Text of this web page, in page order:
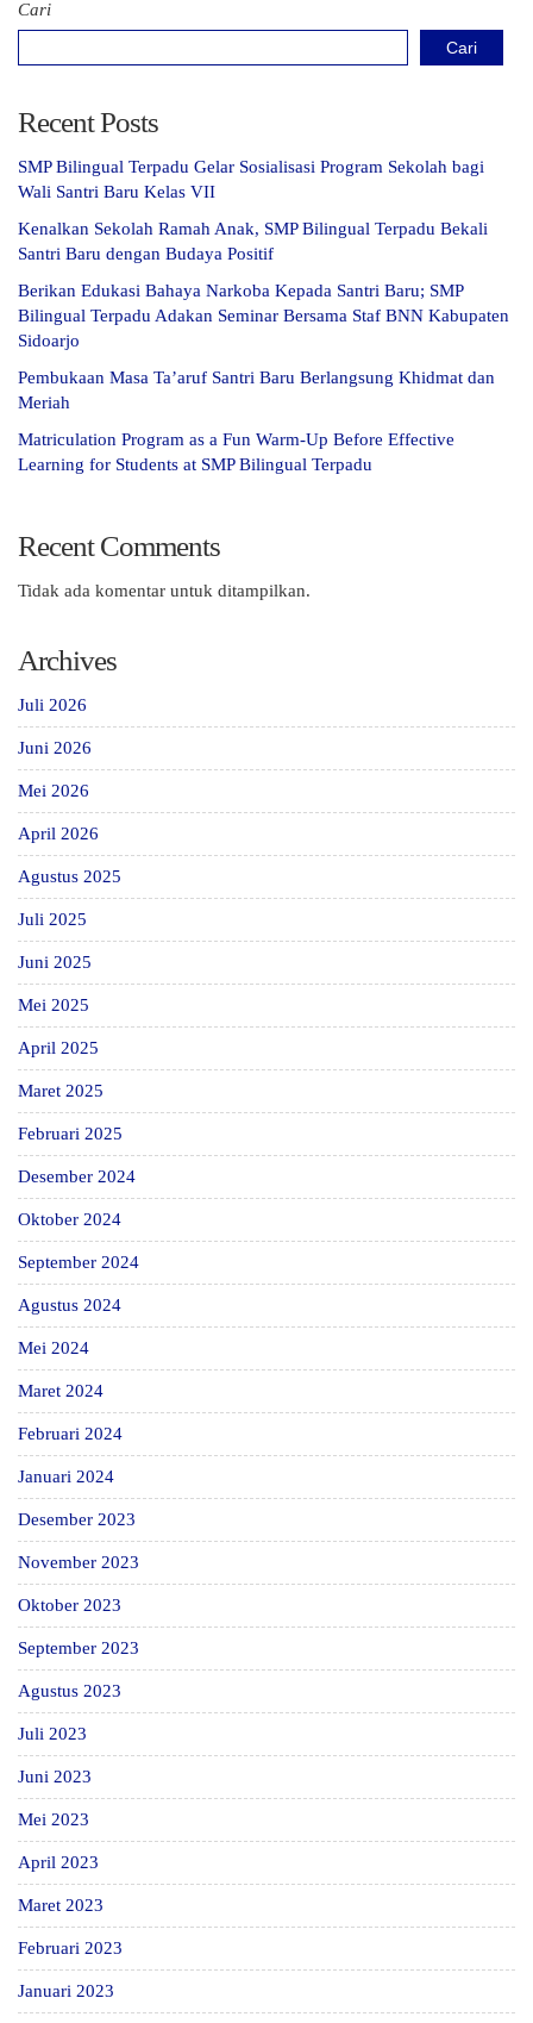
Cari
Cari
Recent Posts
SMP Bilingual Terpadu Gelar Sosialisasi Program Sekolah bagi
Wali Santri Baru Kelas VII
Kenalkan Sekolah Ramah Anak, SMP Bilingual Terpadu Bekali
Santri Baru dengan Budaya Positif
Berikan Edukasi Bahaya Narkoba Kepada Santri Baru; SMP
Bilingual Terpadu Adakan Seminar Bersama Staf BNN Kabupaten
Sidoarjo
Pembukaan Masa Ta’aruf Santri Baru Berlangsung Khidmat dan
Meriah
Matriculation Program as a Fun Warm-Up Before Effective
Learning for Students at SMP Bilingual Terpadu
Recent Comments
Tidak ada komentar untuk ditampilkan.
Archives
Juli 2026
Juni 2026
Mei 2026
April 2026
Agustus 2025
Juli 2025
Juni 2025
Mei 2025
April 2025
Maret 2025
Februari 2025
Desember 2024
Oktober 2024
September 2024
Agustus 2024
Mei 2024
Maret 2024
Februari 2024
Januari 2024
Desember 2023
November 2023
Oktober 2023
September 2023
Agustus 2023
Juli 2023
Juni 2023
Mei 2023
April 2023
Maret 2023
Februari 2023
Januari 2023